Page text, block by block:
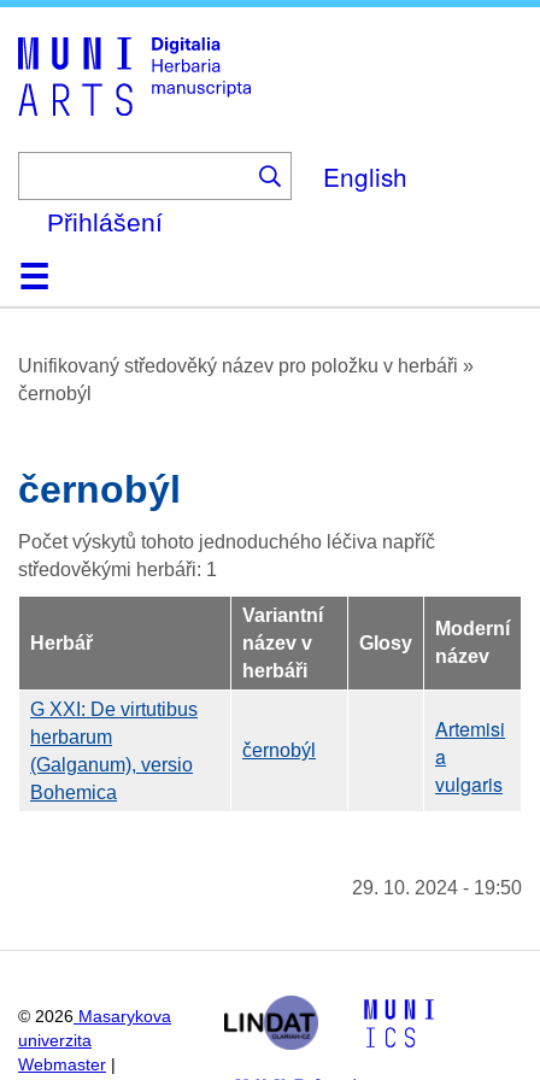
English
Přihlášení
DomůProhlížení
O platformě
Nápověda
KontaktDigitalia
Unifikovaný středověký název pro položku v herbáři »
černobýl
černobýl
Počet výskytů tohoto jednoduchého léčiva napříč
středověkými herbáři: 1
Herbář
Variantní
název v
herbáři
Glosy
Moderní
název
G XXI: De virtutibus
herbarum
(Galganum), versio
Bohemica
černobýl
Artemisi
a
vulgaris
29. 10. 2024 - 19:50
© 2026 Masarykova
univerzita
Webmaster